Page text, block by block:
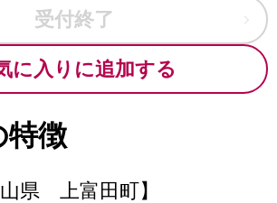
受付終了
に入りに追加する
特徴
県 上富田町】